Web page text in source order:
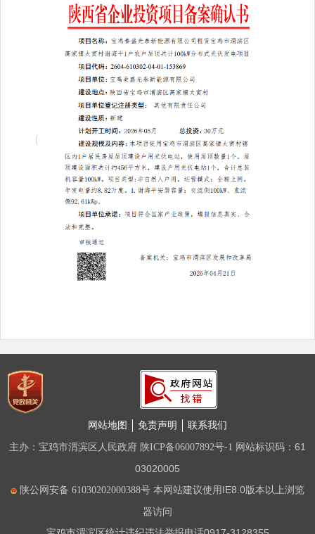
网站地图 免责声明 联系我们
主办：宝鸡市渭滨区人民政府 陕ICP备06007892号-1 网站标识码：61
03020005
陕公网安备 61030202000388号本网站建议使用IE8.0版本以上浏览
器访问